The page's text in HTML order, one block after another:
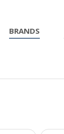
BRANDS